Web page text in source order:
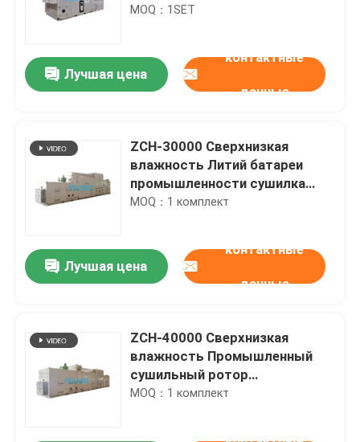
Дом
Продукты
О нас
промышленности, блока AHU
MOQ：1SET
Лучшая цена
контактные
данные
ZCH-30000 Сверхнизкая
влажность Литий батареи
промышленности сушилка
обезвоживатель DP<-40°C
MOQ：1 комплект
Лучшая цена
контактные
данные
ZCH-40000 Сверхнизкая
влажность Промышленный
сушильный ротор
дегумидификатор DP<-40°C
MOQ：1 комплект